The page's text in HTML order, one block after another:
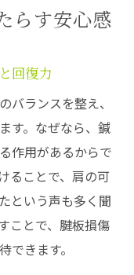
る仕組み
ケア法
イント解説
しいアプローチ
善の可能性
応える理由
新性とは
軽減する方法
選択肢
緩和する発想
らす安心感
回復力
バランスを整え、
す。なぜなら、鍼
作用があるからで
ることで、肩の可
という声も多く聞
ことで、腱板損傷
できます。